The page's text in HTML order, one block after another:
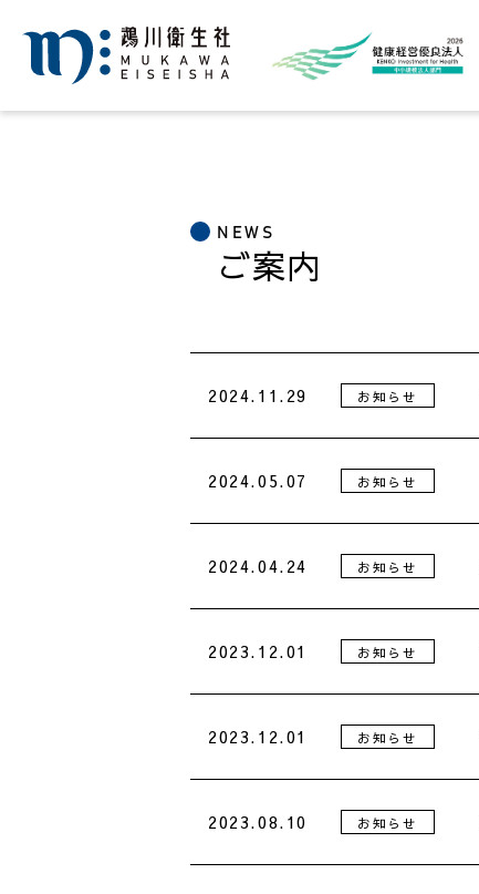
NEWS
ご案内
2024.11.29 お知らせ
2024.05.07 お知らせ
2024.04.24 お知らせ
2023.12.01 お知らせ
2023.12.01 お知らせ
2023.08.10 お知らせ